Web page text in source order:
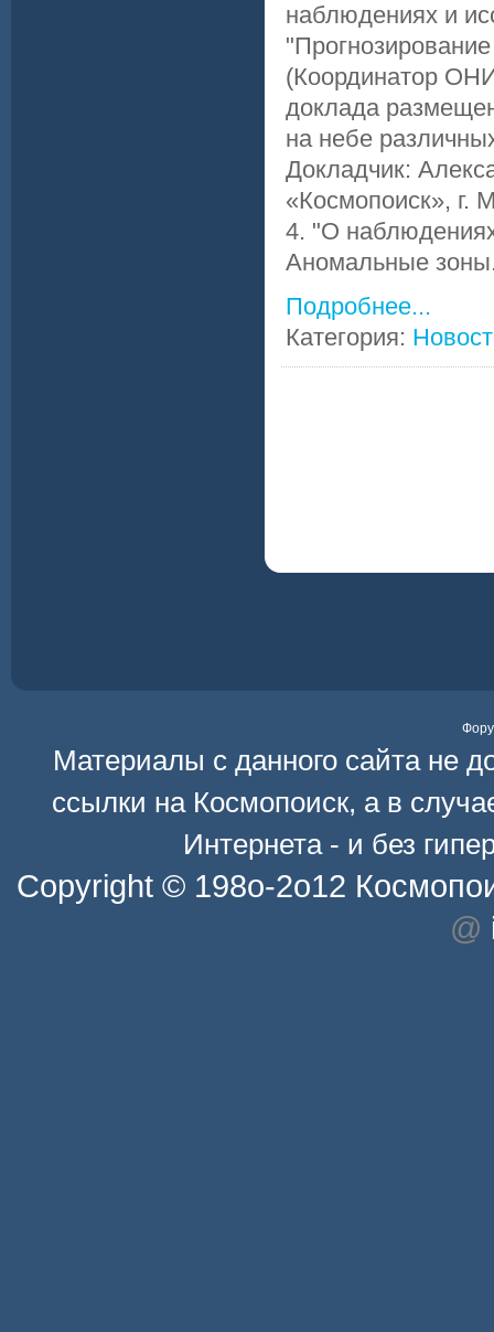
наблюдениях и
(Координатор
доклада
на небе
Докладчик:
«Космопоиск», г.
4. "О
Аномальные
Подробнее...
Категория:
Материалы с данного сайта не
ссылки на Космопоиск, а в
Интернета - и без
Copyright © 198o-2o12
@